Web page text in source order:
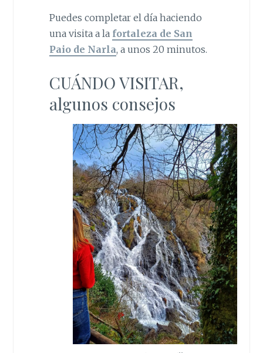
Puedes completar el día haciendo
una visita a la fortaleza de San
Paio de Narla, a unos 20 minutos.
CUÁNDO VISITAR,
algunos consejos